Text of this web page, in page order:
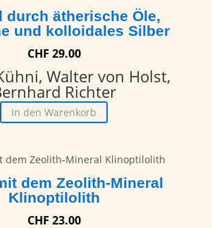
durch ätherische Öle,
und kolloidales Silber
CHF 29.00
Walter von Holst,
Richter
In den Warenkorb
dem Zeolith-Mineral
Klinoptilolith
CHF 23.00